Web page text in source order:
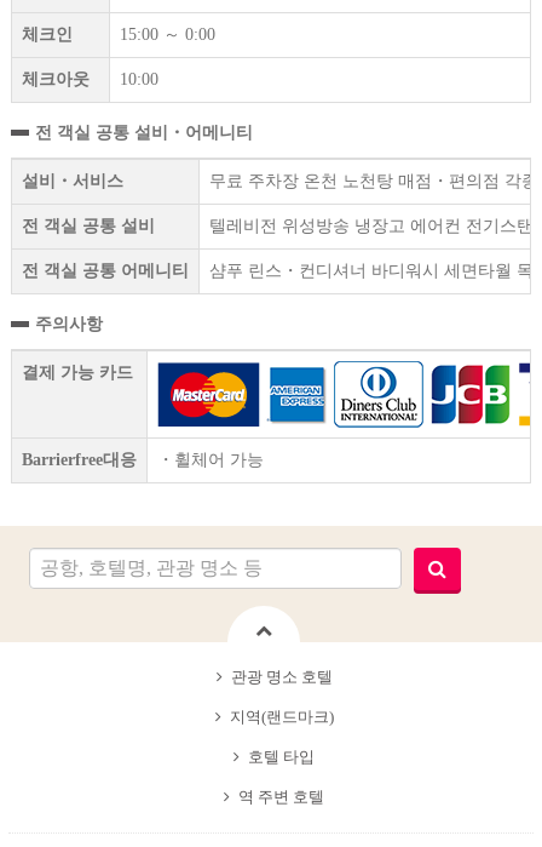
체크인 15:00 ～ 0:00
체크아웃 10:00
전 객실 공통 설비・어메니티
설비・서비스 무료 주차장 온천 노천탕 매점・편의점 각
전 객실 공통 설비 텔레비전 위성방송 냉장고 에어컨 전기스
전 객실 공통 어메니티 샴푸 린스・컨디셔너 바디워시 세면타월
주의사항
결제 가능 카드
Barrierfree대응 ・휠체어 가능
관광 명소 호텔
지역(랜드마크)
호텔 타입
역 주변 호텔